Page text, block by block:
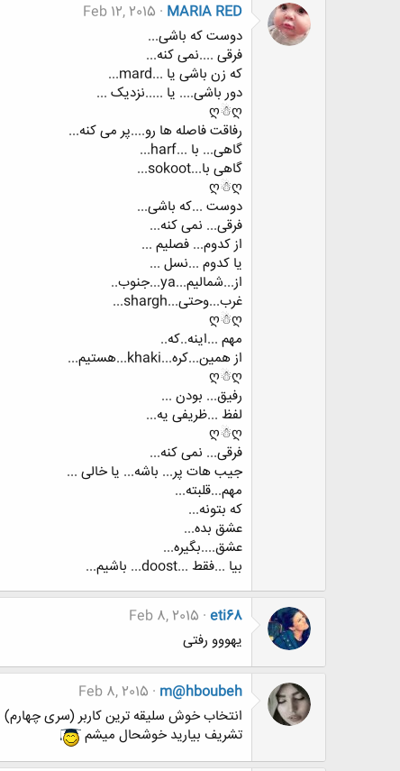
MARIA RED
Feb 12, 2015
دوست که باشی...
فرقی ....نمی کنه...
که زن باشی یا ...mard...
دور باشی.... یا .....نزدیک ...
ღ☃ღ
رفاقت فاصله ها رو....پر می کنه...
گاهی... با ...harf...
گاهی با...sokoot...
ღ☃ღ
دوست ...که باشی...
فرقی... نمی کنه...
از کدوم... فصلیم ...
یا کدوم ...نسل ...
از...شمالیم...ya...جنوب..
غرب...وحتی...shargh...
ღ☃ღ
مهم ...اینه..که..
از همین...کره...khaki...هستیم...
ღ☃ღ
رفیق... بودن ...
لفظ ...ظریفی یه...
ღ☃ღ
فرقی... نمی کنه...
جیب هات پر... باشه... یا خالی ...
مهم...قلبته...
که بتونه...
عشق بده...
عشق....بگیره...
بیا ...فقط ...doost... باشیم...
eti68
Feb 8, 2015
یهووو رفتی
m@hboubeh
Feb 8, 2015
انتخاب خوش سلیقه ترین کاربر (سری چهارم)
تشریف بیارید خوشحال میشم